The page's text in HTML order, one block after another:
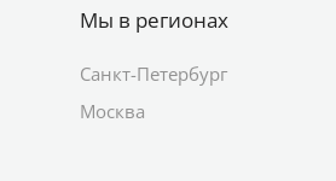
Мы в регионах
Санкт-Петербург
Москва